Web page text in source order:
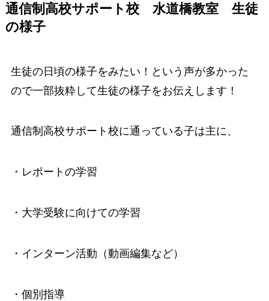
通信制高校サポート校 水道橋教室 生徒
の様子
生徒の日頃の様子をみたい！という声が多かった
ので一部抜粋して生徒の様子をお伝えします！
通信制高校サポート校に通っている子は主に、
・レポートの学習
・大学受験に向けての学習
・インターン活動（動画編集など）
・個別指導